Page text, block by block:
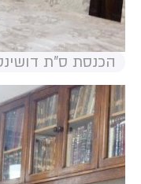
הכנסת ס"ת